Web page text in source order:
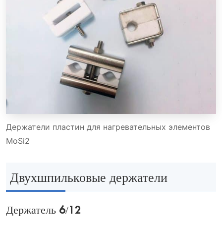
Держатели пластин для нагревательных элементов
MoSi2
Двухшпильковые держатели
Держатель 6/12